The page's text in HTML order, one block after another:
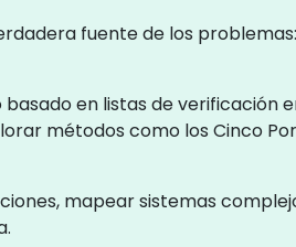
fuente de los
en listas de verificación
métodos como los Cinco
mapear sistemas